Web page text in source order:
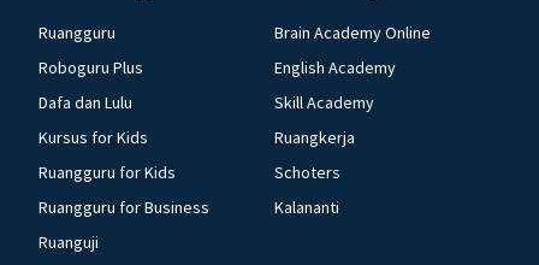
Ruangguru
Roboguru Plus
Dafa dan Lulu
Kursus for Kids
Ruangguru for Kids
Ruangguru for Business
Ruanguji
Brain Academy Online
English Academy
Skill Academy
Ruangkerja
Schoters
Kalananti